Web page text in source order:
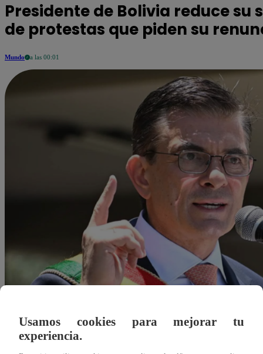
Presidente de Bolivia reduce su
de protestas que piden su
Mundo a las 00:01
Usamos cookies para mejorar tu
experiencia.